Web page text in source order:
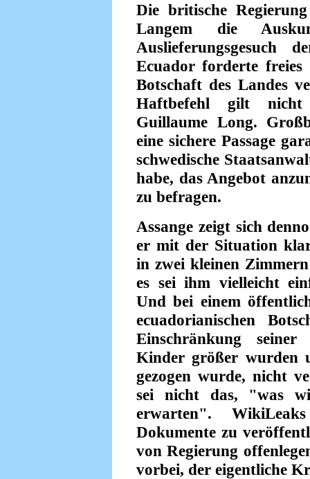
Die britische
Langem die
Auslieferungsgesuch
Ecuador forderte
Botschaft des Landes
Haftbefehl gilt nicht
Guillaume Long.
eine sichere Passage
schwedische
habe, das Angebot
zu befragen.
Assange zeigt sich
er mit der Situation
in zwei kleinen
es sei ihm vielleicht
Und bei einem
ecuadorianischen
Einschränkung seiner
Kinder größer wurden
gezogen wurde, nicht
sei nicht das, "was
erwarten".
Dokumente zu
von Regierung
vorbei, der eigentliche